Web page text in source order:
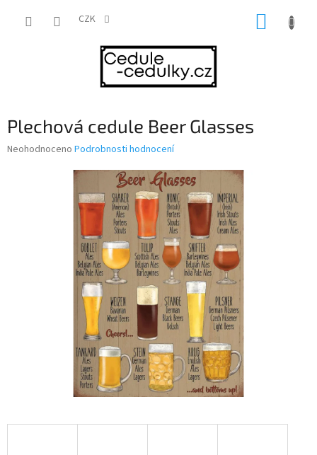
CZK
Plechová cedule Beer Glasses
Průměrné
Neohodnoceno Podrobnosti hodnocení